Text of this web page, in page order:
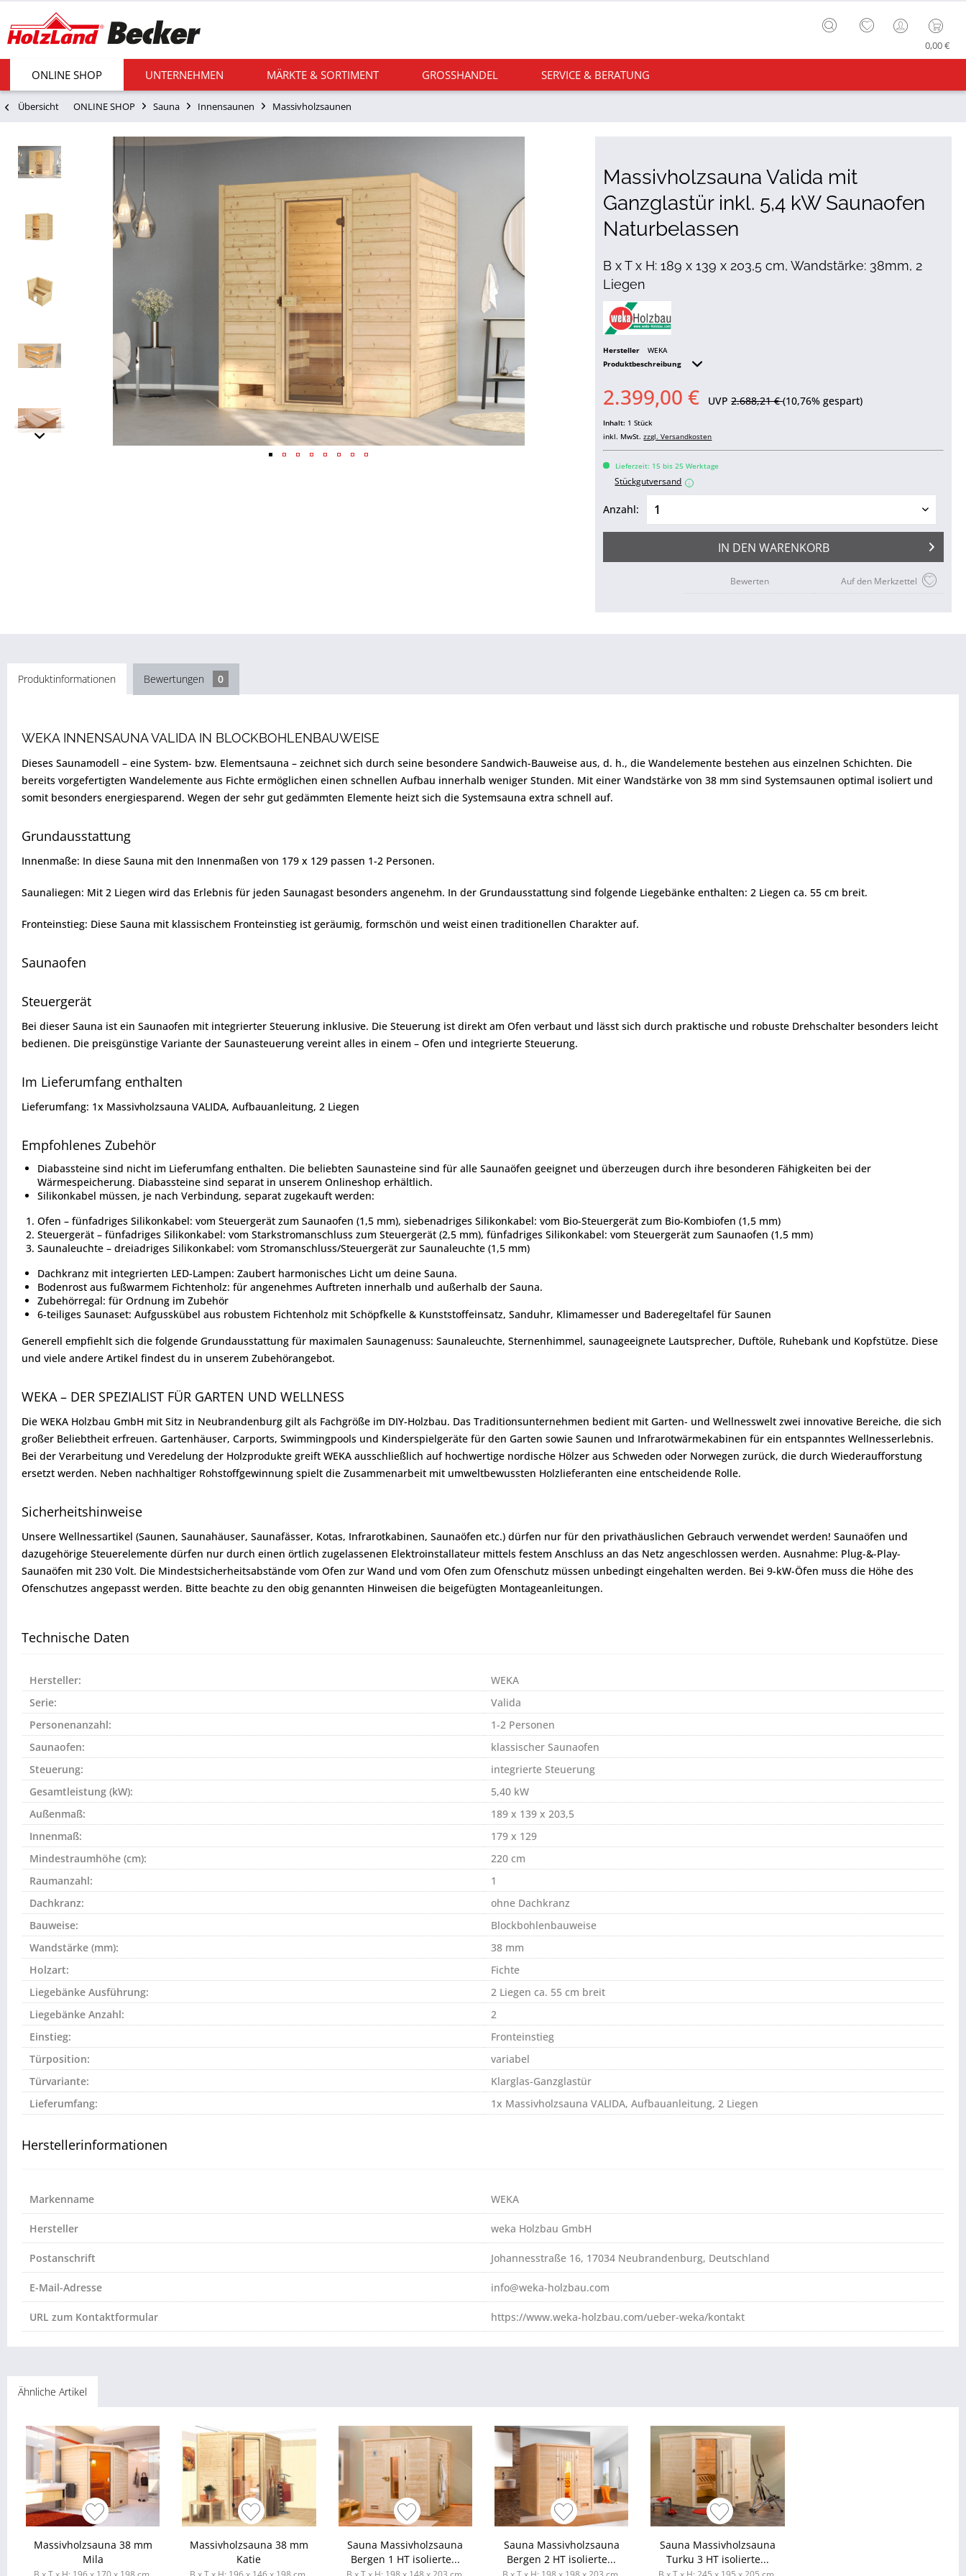
0,00 €
ONLINE SHOP UNTERNEHMEN MÄRKTE & SORTIMENT GROSSHANDEL SERVICE & BERATUNG
Übersicht ONLINE SHOP Sauna Innensaunen Massivholzsaunen
Massivholzsauna Valida mit
Ganzglastür inkl. 5,4 kW Saunaofen
Naturbelassen
B x T x H: 189 x 139 x 203,5 cm, Wandstärke: 38mm, 2
Liegen
Hersteller
WEKA
Produktbeschreibung
2.399,00 € UVP2.688,21 €(10,76% gespart)
Inhalt: 1 Stück
inkl. MwSt.zzgl. Versandkosten
Lieferzeit: 15 bis 25 Werktage
Stückgutversand i
Anzahl:
IN DEN WARENKORB
Auf den Merkzettel
Bewerten
Produktinformationen Bewertungen 0
WEKA INNENSAUNA VALIDA IN BLOCKBOHLENBAUWEISE
Dieses Saunamodell – eine System- bzw. Elementsauna – zeichnet sich durch seine besondere Sandwich-Bauweise aus, d. h., die Wandelemente bestehen aus einzelnen Schichten. Die
bereits vorgefertigten Wandelemente aus Fichte ermöglichen einen schnellen Aufbau innerhalb weniger Stunden. Mit einer Wandstärke von 38 mm sind Systemsaunen optimal isoliert und
somit besonders energiesparend. Wegen der sehr gut gedämmten Elemente heizt sich die Systemsauna extra schnell auf.
Grundausstattung
Innenmaße: In diese Sauna mit den Innenmaßen von 179 x 129 passen 1-2 Personen.
Saunaliegen: Mit 2 Liegen wird das Erlebnis für jeden Saunagast besonders angenehm. In der Grundausstattung sind folgende Liegebänke enthalten: 2 Liegen ca. 55 cm breit.
Fronteinstieg: Diese Sauna mit klassischem Fronteinstieg ist geräumig, formschön und weist einen traditionellen Charakter auf.
Saunaofen
Steuergerät
Bei dieser Sauna ist ein Saunaofen mit integrierter Steuerung inklusive. Die Steuerung ist direkt am Ofen verbaut und lässt sich durch praktische und robuste Drehschalter besonders leicht
bedienen. Die preisgünstige Variante der Saunasteuerung vereint alles in einem – Ofen und integrierte Steuerung.
Im Lieferumfang enthalten
Lieferumfang: 1x Massivholzsauna VALIDA, Aufbauanleitung, 2 Liegen
Empfohlenes Zubehör
Diabassteine sind nicht im Lieferumfang enthalten. Die beliebten Saunasteine sind für alle Saunaöfen geeignet und überzeugen durch ihre besonderen Fähigkeiten bei der
Wärmespeicherung. Diabassteine sind separat in unserem Onlineshop erhältlich.
Silikonkabel müssen, je nach Verbindung, separat zugekauft werden:
Ofen – fünfadriges Silikonkabel: vom Steuergerät zum Saunaofen (1,5 mm), siebenadriges Silikonkabel: vom Bio-Steuergerät zum Bio-Kombiofen (1,5 mm)
Steuergerät – fünfadriges Silikonkabel: vom Starkstromanschluss zum Steuergerät (2,5 mm), fünfadriges Silikonkabel: vom Steuergerät zum Saunaofen (1,5 mm)
Saunaleuchte – dreiadriges Silikonkabel: vom Stromanschluss/Steuergerät zur Saunaleuchte (1,5 mm)
Dachkranz mit integrierten LED-Lampen: Zaubert harmonisches Licht um deine Sauna.
Bodenrost aus fußwarmem Fichtenholz: für angenehmes Auftreten innerhalb und außerhalb der Sauna.
Zubehörregal: für Ordnung im Zubehör
6-teiliges Saunaset: Aufgusskübel aus robustem Fichtenholz mit Schöpfkelle & Kunststoffeinsatz, Sanduhr, Klimamesser und Baderegeltafel für Saunen
Generell empfiehlt sich die folgende Grundausstattung für maximalen Saunagenuss: Saunaleuchte, Sternenhimmel, saunageeignete Lautsprecher, Duftöle, Ruhebank und Kopfstütze. Diese
und viele andere Artikel findest du in unserem Zubehörangebot.
WEKA – DER SPEZIALIST FÜR GARTEN UND WELLNESS
Die WEKA Holzbau GmbH mit Sitz in Neubrandenburg gilt als Fachgröße im DIY-Holzbau. Das Traditionsunternehmen bedient mit Garten- und Wellnesswelt zwei innovative Bereiche, die sich
großer Beliebtheit erfreuen. Gartenhäuser, Carports, Swimmingpools und Kinderspielgeräte für den Garten sowie Saunen und Infrarotwärmekabinen für ein entspanntes Wellnesserlebnis.
Bei der Verarbeitung und Veredelung der Holzprodukte greift WEKA ausschließlich auf hochwertige nordische Hölzer aus Schweden oder Norwegen zurück, die durch Wiederaufforstung
ersetzt werden. Neben nachhaltiger Rohstoffgewinnung spielt die Zusammenarbeit mit umweltbewussten Holzlieferanten eine entscheidende Rolle.
Sicherheitshinweise
Unsere Wellnessartikel (Saunen, Saunahäuser, Saunafässer, Kotas, Infrarotkabinen, Saunaöfen etc.) dürfen nur für den privathäuslichen Gebrauch verwendet werden! Saunaöfen und
dazugehörige Steuerelemente dürfen nur durch einen örtlich zugelassenen Elektroinstallateur mittels festem Anschluss an das Netz angeschlossen werden. Ausnahme: Plug-&-Play-
Saunaöfen mit 230 Volt. Die Mindestsicherheitsabstände vom Ofen zur Wand und vom Ofen zum Ofenschutz müssen unbedingt eingehalten werden. Bei 9-kW-Öfen muss die Höhe des
Ofenschutzes angepasst werden. Bitte beachte zu den obig genannten Hinweisen die beigefügten Montageanleitungen.
Technische Daten
Hersteller:
WEKA
Serie:
Valida
Personenanzahl:
1-2 Personen
Saunaofen:
klassischer Saunaofen
Steuerung:
integrierte Steuerung
Gesamtleistung (kW):
5,40 kW
Außenmaß:
189 x 139 x 203,5
Innenmaß:
179 x 129
Mindestraumhöhe (cm):
220 cm
Raumanzahl:
1
Dachkranz:
ohne Dachkranz
Bauweise:
Blockbohlenbauweise
Wandstärke (mm):
38 mm
Holzart:
Fichte
Liegebänke Ausführung:
2 Liegen ca. 55 cm breit
Liegebänke Anzahl:
2
Einstieg:
Fronteinstieg
Türposition:
variabel
Türvariante:
Klarglas-Ganzglastür
Lieferumfang:
1x Massivholzsauna VALIDA, Aufbauanleitung, 2 Liegen
Herstellerinformationen
Markenname WEKA
Hersteller weka Holzbau GmbH
Postanschrift Johannesstraße 16, 17034 Neubrandenburg, Deutschland
E-Mail-Adresse info@weka-holzbau.com
URL zum Kontaktformular https://www.weka-holzbau.com/ueber-weka/kontakt
Ähnliche Artikel
Massivholzsauna 38 mm
Mila
Massivholzsauna 38 mm
Katie
Sauna Massivholzsauna
Bergen 1 HT isolierte...
Sauna Massivholzsauna
Bergen 2 HT isolierte...
Sauna Massivholzsauna
Turku 3 HT isolierte...